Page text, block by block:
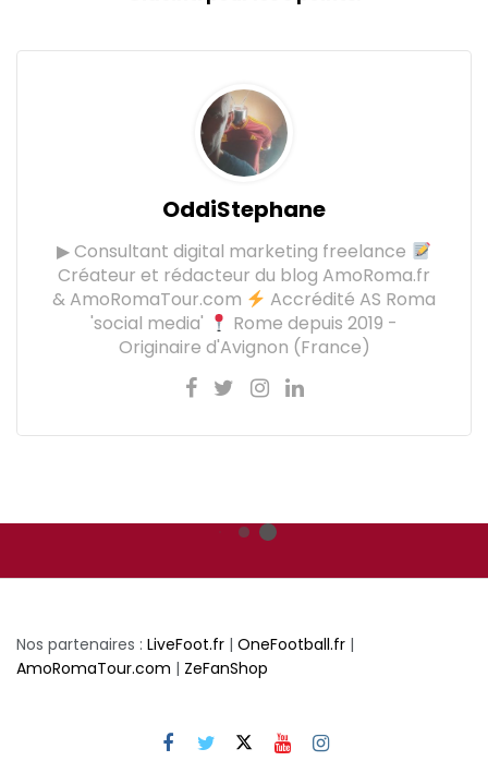
OddiStephane
▶ Consultant digital marketing freelance
Créateur et rédacteur du blog AmoRoma.fr
& AmoRomaTour.com
Accrédité AS Roma
'social media'
Rome depuis 2019 -
Originaire d'Avignon (France)
Nos partenaires : LiveFoot.fr | OneFootball.fr |
AmoRomaTour.com | ZeFanShop